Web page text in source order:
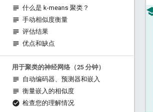
什么是 k-means 聚类？
手动相似度衡量
评估结果
优点和缺点
用于聚类的神经网络（25 分钟）
自动编码器、预测器和嵌入
衡量嵌入的相似度
检查您的理解情况